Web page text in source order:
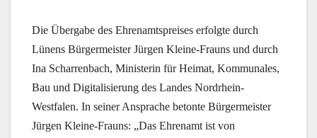
Die Übergabe des Ehrenamtspreises erfolgte durch
Lünens Bürgermeister Jürgen Kleine-Frauns und durch
Ina Scharrenbach, Ministerin für Heimat, Kommunales,
Bau und Digitalisierung des Landes Nordrhein-
Westfalen. In seiner Ansprache betonte Bürgermeister
Jürgen Kleine-Frauns: „Das Ehrenamt ist von